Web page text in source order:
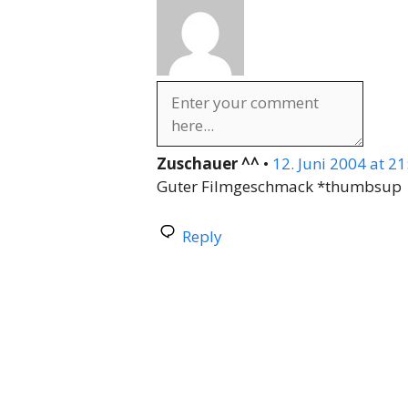
Zuschauer ^^ • 12. Juni 2004 at
Guter Filmgeschmack *thumbsup
Reply